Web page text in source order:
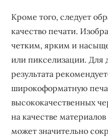
Кроме того, следует
качество печати.
четким, ярким и
или пикселизации. Для
результата
широкоформатную
высококачественных
на качестве
может значительно